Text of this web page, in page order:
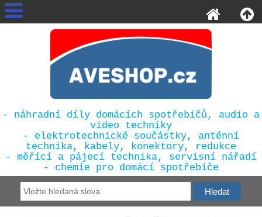
- náhradní díly domácích spotřebičů, audio a
video techniky
- elektrotechnické součástky, anténní
technika, kabely, konektory, redukce
- měřící a pájecí technika, servisní nářadí
- chemie pro domácí spotřebiče